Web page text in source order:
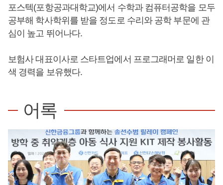
포스텍(포항공과대학교)에서 수학과 컴퓨터공학을 모두
공부해 학사학위를 받을 정도로 수리와 공학 부문에 관
심이 높고 뛰어나다.
보험사 대표이사로 스타트업에서 프로그래머로 일한 이
색 경력을 보유했다.
어록